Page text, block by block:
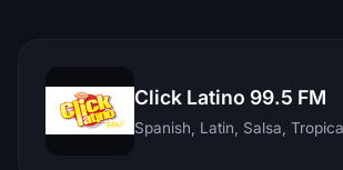
Click Latino 99.5 FM
Spanish, Latin, Salsa,